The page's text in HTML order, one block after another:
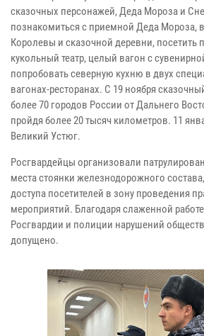
сказочных персонажей, Деда Мороза и
познакомиться с приемной Деда Мороза,
Королевы и сказочной деревни, посетить
кукольный театр, целый вагон с
попробовать северную кухню в двух
вагонах-ресторанах. С 19 ноября
более 70 городов России от Дальнего
пройдя более 20 тысяч километров. 11
Великий Устюг.
Росгвардейцы организовали
места стоянки железнодорожного
доступа посетителей в зону проведения
мероприятий. Благодаря слаженной
Росгвардии и полиции нарушений
допущено.